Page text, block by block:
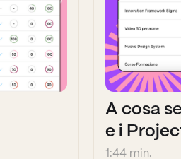
A cosa
e i
1:44 min.